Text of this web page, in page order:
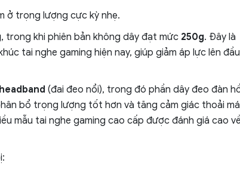
ở trọng lượng cực kỳ nhẹ.
, trong khi phiên bản không dây đạt mức 250g. Đây là
tai nghe gaming hiện nay, giúp giảm áp lực lên đầu
(đai đeo nổi), trong đó phần dây đeo đàn
bổ trọng lượng tốt hơn và tăng cảm giác thoải
mẫu tai nghe gaming cao cấp được đánh giá cao